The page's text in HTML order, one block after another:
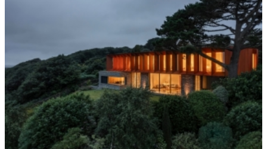
Kuća koja redefiniše luksuz: Dom uz more u
kojem priroda postaje najlepši deo enterijera
Na strmoj obali Severnog Velsa, s pogledom na mirni estuar Irskog
mora, nalazi se kuća koja pokazuje kako izgleda novi koncept
luksuznog stanovanja.